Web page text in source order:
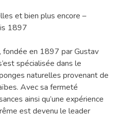
et bien plus encore –
1897
fondée en 1897 par Gustav
spécialisée dans le
naturelles provenant de
Avec sa fermeté
ainsi qu’une expérience
est devenu le leader